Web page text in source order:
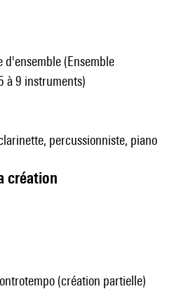
(Ensemble
à 9 instruments)
percussionniste, piano
création
(création partielle)